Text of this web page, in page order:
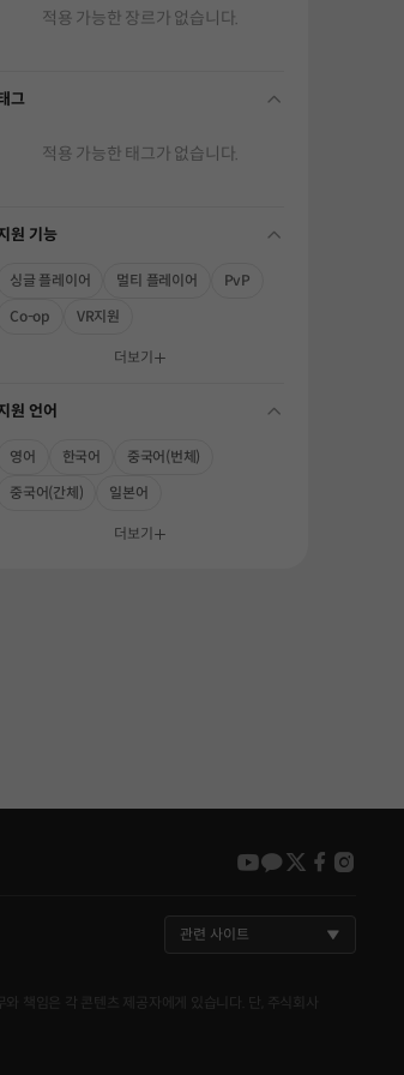
적용 가능한 장르가 없습니다.
그 folding
적용 가능한 태그가 없습니다.
원 기능 folding
싱글 플레이어 멀티 플레이어
PvP
Co-op
VR지원
더보기
원 언어 folding
영어 한국어
중국어(번체)
중국어(간체)
일본어
더보기
youtube
kakao
twitter
관련 사이트
책임은 각 콘텐츠 제공자에게 있습니다. 단, 주식회사